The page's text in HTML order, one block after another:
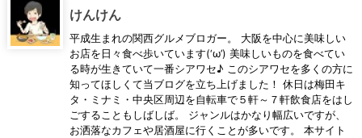
けんけん
平成生まれの関西グルメブロガー。 大阪を中心に美味しい
お店を日々食べ歩いています(‘ω’) 美味しいものを食べてい
る時が生きていて一番シアワセ♪ このシアワセを多くの方に
知ってほしくて当ブログを立ち上げました！ 休日は梅田キ
タ・ミナミ・中央区周辺を自転車で５軒～７軒飲食店をはし
ごすることもしばしば。 ジャンルはかなり幅広いですが、
お洒落なカフェや居酒屋に行くことが多いです。 本サイト